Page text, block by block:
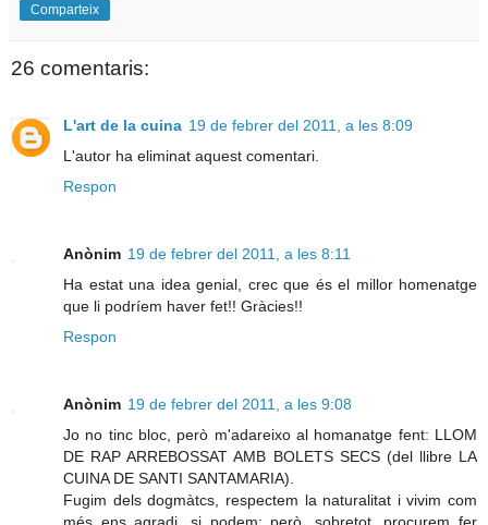
Comparteix
26 comentaris:
L'art de la cuina 19 de febrer del 2011, a les 8:09
L'autor ha eliminat aquest comentari.
Respon
Anònim 19 de febrer del 2011, a les 8:11
Ha estat una idea genial, crec que és el millor homenatge
que li podríem haver fet!! Gràcies!!
Respon
Anònim 19 de febrer del 2011, a les 9:08
Jo no tinc bloc, però m'adareixo al homanatge fent: LLOM
DE RAP ARREBOSSAT AMB BOLETS SECS (del llibre LA
CUINA DE SANTI SANTAMARIA).
Fugim dels dogmàtcs, respectem la naturalitat i vivim com
més ens agradi, si podem; però, sobretot, procurem fer